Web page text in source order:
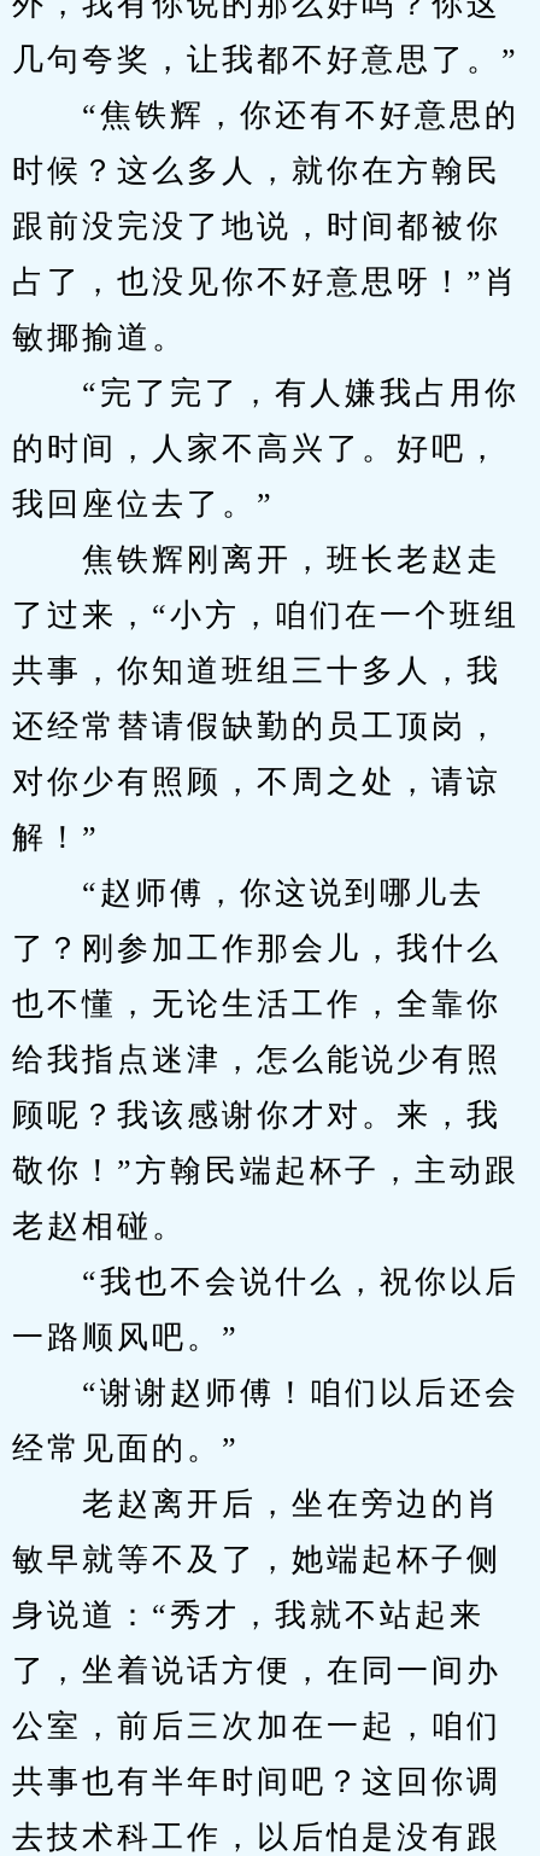
几句夸奖，让我都不好意思了。”
“焦铁辉，你还有不好意思的
时候？这么多人，就你在方翰民
跟前没完没了地说，时间都被你
占了，也没见你不好意思呀！”肖
敏揶揄道。
“完了完了，有人嫌我占用你
的时间，人家不高兴了。好吧，
我回座位去了。”
焦铁辉刚离开，班长老赵走
了过来，“小方，咱们在一个班组
共事，你知道班组三十多人，我
还经常替请假缺勤的员工顶岗，
对你少有照顾，不周之处，请谅
解！”
“赵师傅，你这说到哪儿去
了？刚参加工作那会儿，我什么
也不懂，无论生活工作，全靠你
给我指点迷津，怎么能说少有照
顾呢？我该感谢你才对。来，我
敬你！”方翰民端起杯子，主动跟
老赵相碰。
“我也不会说什么，祝你以后
一路顺风吧。”
“谢谢赵师傅！咱们以后还会
经常见面的。”
老赵离开后，坐在旁边的肖
敏早就等不及了，她端起杯子侧
身说道：“秀才，我就不站起来
了，坐着说话方便，在同一间办
公室，前后三次加在一起，咱们
共事也有半年时间吧？这回你调
去技术科工作，以后怕是没有跟